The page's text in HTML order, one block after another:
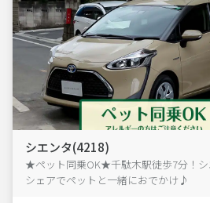
シエンタ(4218)
★ペット同乗OK★千駄木駅徒歩7分！シ
シェアでペットと一緒におでかけ♪